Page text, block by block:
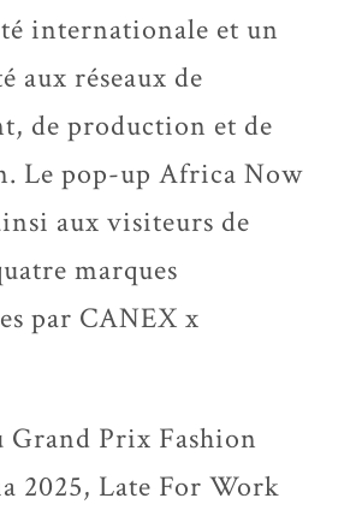
internationale et un
aux réseaux de
de production et de
Le pop-up Africa Now
aux visiteurs de
marques
par CANEX x
Grand Prix Fashion
2025, Late For Work